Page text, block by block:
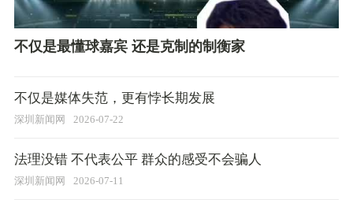
不仅是最懂球嘉宾 还是克制的制衡家
不仅是媒体失范，更有悖长期发展
深圳新闻网 2026-07-22
​法理没错 不代表公平 群众的感受不会骗人
深圳新闻网 2026-07-11